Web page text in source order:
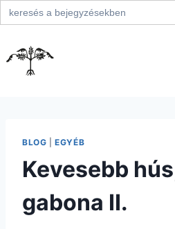
Search
for:
content
BLOG |EGYÉB
Kevesebb
gabona II.